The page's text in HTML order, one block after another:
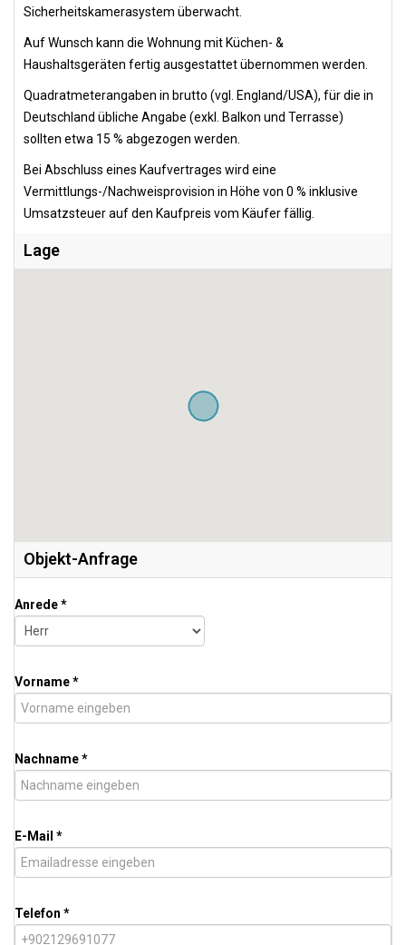
Sicherheitskamerasystem überwacht.
Auf Wunsch kann die Wohnung mit Küchen- &
Haushaltsgeräten fertig ausgestattet übernommen werden.
Quadratmeterangaben in brutto (vgl. England/USA), für die in
Deutschland übliche Angabe (exkl. Balkon und Terrasse)
sollten etwa 15 % abgezogen werden.
Bei Abschluss eines Kaufvertrages wird eine
Vermittlungs-/Nachweisprovision in Höhe von 0 % inklusive
Umsatzsteuer auf den Kaufpreis vom Käufer fällig.
Lage
Objekt-Anfrage
Anrede *
Vorname *
Nachname *
E-Mail *
Telefon *